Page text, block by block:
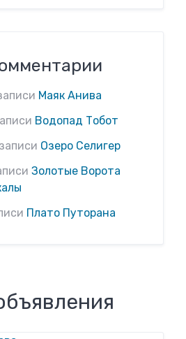
Маяк Анива
Водопад Тобот
Озеро Селигер
Золотые Ворота
Плато Путорана